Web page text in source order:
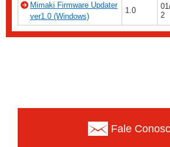
Mimaki Firmware Updater
ver1.0 (Windows)
1.0
2
Fale